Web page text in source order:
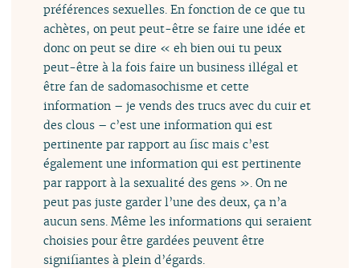
préférences sexuelles. En fonction de ce que tu
achètes, on peut peut-être se faire une idée et
donc on peut se dire « eh bien oui tu peux
peut-être à la fois faire un business illégal et
être fan de sadomasochisme et cette
information – je vends des trucs avec du cuir et
des clous – c’est une information qui est
pertinente par rapport au fisc mais c’est
également une information qui est pertinente
par rapport à la sexualité des gens ». On ne
peut pas juste garder l’une des deux, ça n’a
aucun sens. Même les informations qui seraient
choisies pour être gardées peuvent être
signifiantes à plein d’égards.